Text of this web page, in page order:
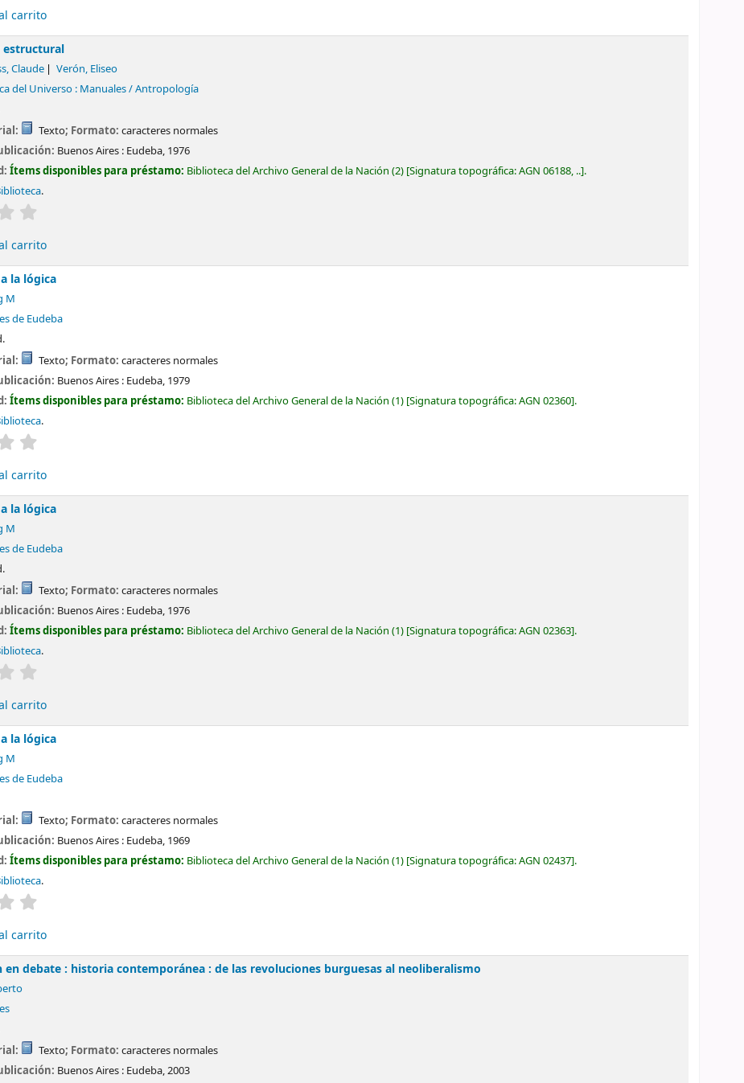
carrito
Claude Verón, Eliseo
del Universo : Manuales / Antropología
Texto; Formato: caracteres normales
Buenos Aires : Eudeba, 1976
Ítems disponibles para préstamo: Biblioteca del Archivo General de la Nación (2) Signatura topográfica:AGN 06188, .. .
.
carrito
la lógica
M
de Eudeba
Texto; Formato: caracteres normales
Buenos Aires : Eudeba, 1979
Ítems disponibles para préstamo: Biblioteca del Archivo General de la Nación (1) Signatura topográfica:AGN 02360 .
.
carrito
la lógica
M
de Eudeba
Texto; Formato: caracteres normales
Buenos Aires : Eudeba, 1976
Ítems disponibles para préstamo: Biblioteca del Archivo General de la Nación (1) Signatura topográfica:AGN 02363 .
.
carrito
la lógica
M
de Eudeba
Texto; Formato: caracteres normales
Buenos Aires : Eudeba, 1969
Ítems disponibles para préstamo: Biblioteca del Archivo General de la Nación (1) Signatura topográfica:AGN 02437 .
.
carrito
en debate : historia contemporánea : de las revoluciones burguesas al neoliberalismo
Texto; Formato: caracteres normales
Buenos Aires : Eudeba,2003